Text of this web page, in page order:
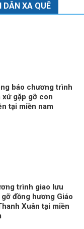
DÂN XA QUÊ
báo chương trình
xứ gặp gỡ con
tại miền nam
trình giao lưu
gỡ đồng hương Giáo
Xuân tại miền